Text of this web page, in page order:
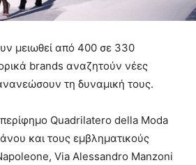
μειωθεί από 400 σε 330
brands αναζητούν νέες
τη δυναμική τους.
Quadrilatero della Moda
και τους εμβληματικούς
Via Alessandro Manzoni